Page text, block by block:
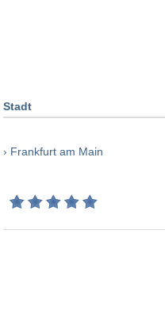
Stadt
› Frankfurt am Main